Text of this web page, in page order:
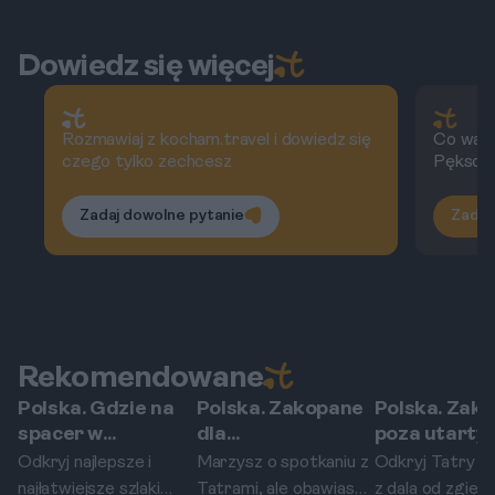
Dowiedz się więcej
Rozmawiaj z kocham.travel i dowiedz się
czego tylko zechcesz
Zadaj dowolne pytanie
Co
Rekomendowane
Zakopane
Polska. Gdzie na
spacer w
Zakopanem? 5
łatwych tras z
Odkryj najlepsze i
najłatwiejsze szlaki
Zakopane
Polska. Zakopane
dla
początkujących: 5
tatrzańskich
Marzysz o spotkaniu z
Tatrami, ale obawiasz
Zakopane
Polska.
poza
szlakiem. 5
znanych
Odkryj Tatry
z dala od